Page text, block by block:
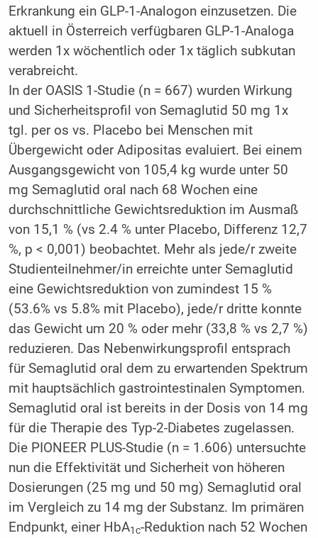
Erkrankung ein GLP-1-Analogon einzusetzen. Die
aktuell in Österreich verfügbaren GLP-1-Analoga
werden 1x wöchentlich oder 1x täglich subkutan
verabreicht.
In der OASIS 1-Studie (n = 667) wurden Wirkung
und Sicherheitsprofil von Semaglutid 50 mg 1x
tgl. per os vs. Placebo bei Menschen mit
Übergewicht oder Adipositas evaluiert. Bei einem
Ausgangsgewicht von 105,4 kg wurde unter 50
mg Semaglutid oral nach 68 Wochen eine
durchschnittliche Gewichtsreduktion im Ausmaß
von 15,1 % (vs 2.4 % unter Placebo, Differenz 12,7
%, p < 0,001) beobachtet. Mehr als jede/r zweite
Studienteilnehmer/in erreichte unter Semaglutid
eine Gewichtsreduktion von zumindest 15 %
(53.6% vs 5.8% mit Placebo), jede/r dritte konnte
das Gewicht um 20 % oder mehr (33,8 % vs 2,7 %)
reduzieren. Das Nebenwirkungsprofil entsprach
für Semaglutid oral dem zu erwartenden Spektrum
mit hauptsächlich gastrointestinalen Symptomen.
Semaglutid oral ist bereits in der Dosis von 14 mg
für die Therapie des Typ-2-Diabetes zugelassen.
Die PIONEER PLUS-Studie (n = 1.606) untersuchte
nun die Effektivität und Sicherheit von höheren
Dosierungen (25 mg und 50 mg) Semaglutid oral
im Vergleich zu 14 mg der Substanz. Im primären
Endpunkt, einer HbA1c-Reduktion nach 52 Wochen